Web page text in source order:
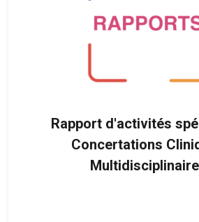
Rapport d'activités
Concertations